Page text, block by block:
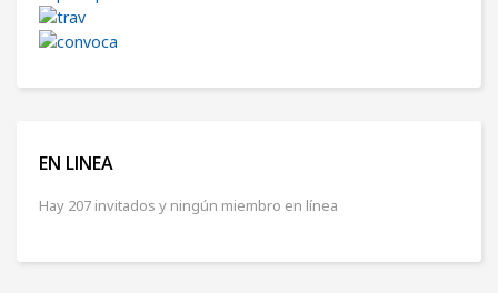
EN LINEA
Hay 207 invitados y ningún miembro en línea